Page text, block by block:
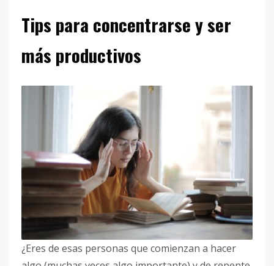
Tips para concentrarse y ser
más productivos
¿Eres de esas personas que comienzan a hacer